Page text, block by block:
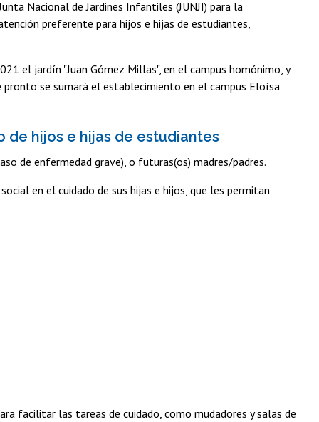
Nacional de Jardines Infantiles (JUNJI) para la
preferente para hijos e hijas de estudiantes,
el jardín "Juan Gómez Millas", en el campus homónimo, y
se sumará el establecimiento en el campus Eloísa
de hijos e hijas de estudiantes
de enfermedad grave), o futuras(os) madres/padres.
en el cuidado de sus hijas e hijos, que les permitan
facilitar las tareas de cuidado, como mudadores y salas de